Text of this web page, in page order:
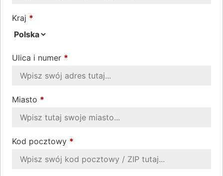
Kraj *
Ulica i numer *
Miasto *
Kod pocztowy *